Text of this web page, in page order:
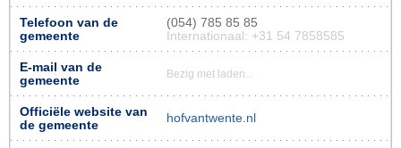
Telefoon van de
gemeente
(054) 785 85 85
Internationaal: +31 54 7858585
E-mail van de
gemeente
Bezig met laden...
Officiële website van
de gemeente
hofvantwente.nl